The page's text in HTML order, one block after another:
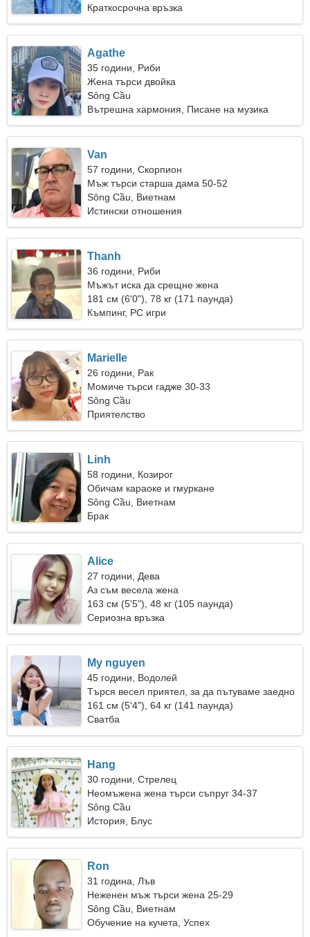
Краткосрочна връзка
Agathe
35 години, Риби
Жена търси двойка
Sông Cầu
Вътрешна хармония, Писане на музика
Van
57 години, Скорпион
Мъж търси старша дама 50-52
Sông Cầu, Виетнам
Истински отношения
Thanh
36 години, Риби
Мъжът иска да срещне жена
181 см (6'0"), 78 кг (171 паунда)
Къмпинг, PC игри
Marielle
26 години, Рак
Момиче търси гадже 30-33
Sông Cầu
Приятелство
Linh
58 години, Козирог
Обичам караоке и гмуркане
Sông Cầu, Виетнам
Брак
Alice
27 години, Дева
Аз съм весела жена
163 см (5'5"), 48 кг (105 паунда)
Сериозна връзка
My nguyen
45 години, Водолей
Търся весел приятел, за да пътуваме заедно
161 см (5'4"), 64 кг (141 паунда)
Сватба
Hang
30 години, Стрелец
Неомъжена жена търси съпруг 34-37
Sông Cầu
История, Блус
Ron
31 година, Лъв
Неженен мъж търси жена 25-29
Sông Cầu, Виетнам
Обучение на кучета, Успех